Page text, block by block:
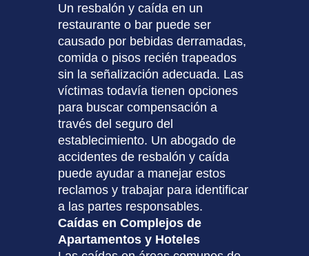
Un resbalón y caída en un
restaurante o bar puede ser
causado por bebidas derramadas,
comida o pisos recién trapeados
sin la señalización adecuada. Las
víctimas todavía tienen opciones
para buscar compensación a
través del seguro del
establecimiento. Un abogado de
accidentes de resbalón y caída
puede ayudar a manejar estos
reclamos y trabajar para identificar
a las partes responsables.
Caídas en Complejos de
Apartamentos y Hoteles